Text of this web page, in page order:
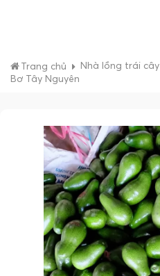
Trang chủ Nhà lồng trái cây
Bơ Tây Nguyên